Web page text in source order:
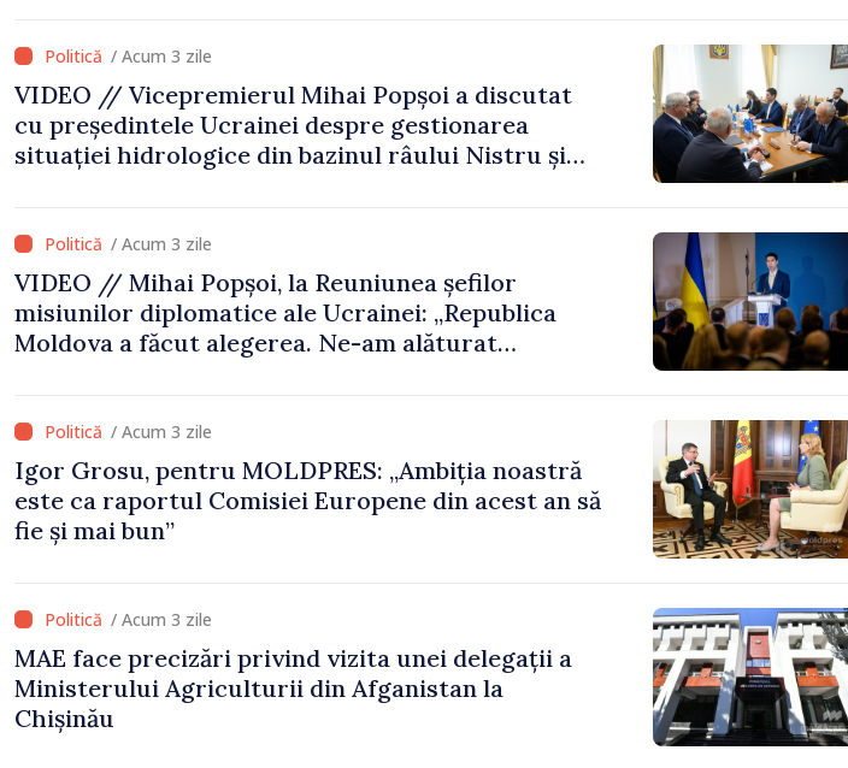
/ Acum 3 zile
VIDEO // Vicepremierul Mihai Popșoi a discutat
cu președintele Ucrainei despre gestionarea
situației hidrologice din bazinul râului Nistru și
/ Acum 3 zile
VIDEO // Mihai Popșoi, la Reuniunea șefilor
misiunilor diplomatice ale Ucrainei: „Republica
Moldova a făcut alegerea. Ne-am alăturat
/ Acum 3 zile
Igor Grosu, pentru MOLDPRES: „Ambiția noastră
este ca raportul Comisiei Europene din acest an să
fie și mai bun”
/ Acum 3 zile
MAE face precizări privind vizita unei delegații a
Ministerului Agriculturii din Afganistan la
Chișinău